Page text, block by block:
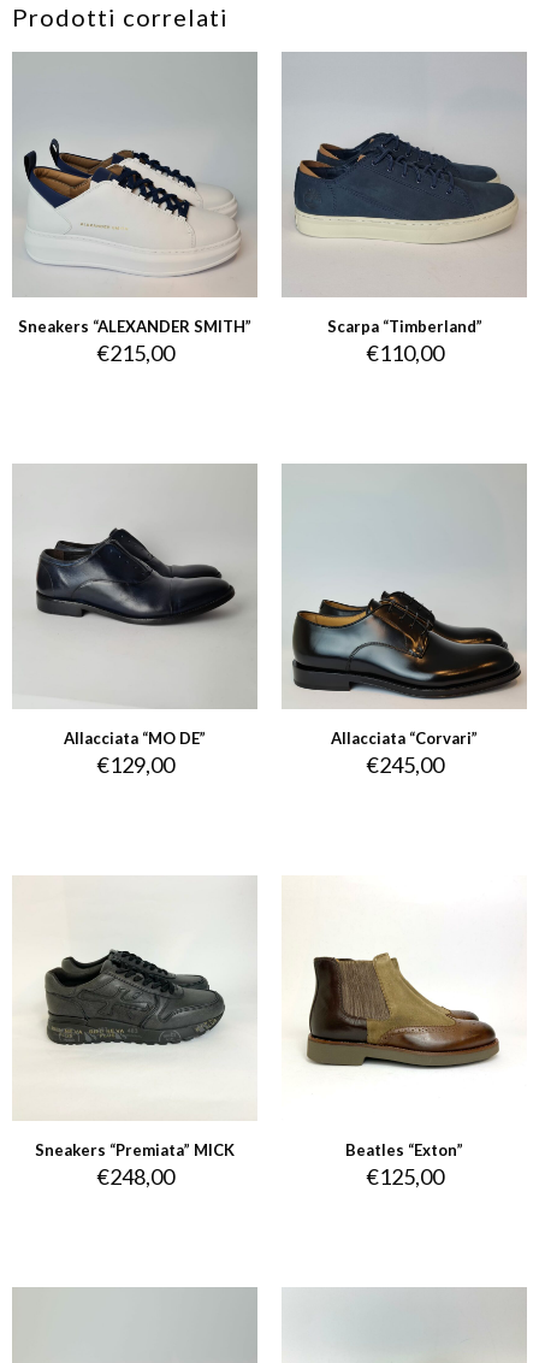
Prodotti correlati
Sneakers “ALEXANDER SMITH”
€215,00
Scarpa “Timberland”
€110,00
Allacciata “MO DE”
€129,00
Allacciata “Corvari”
€245,00
Sneakers “Premiata” MICK
€248,00
Beatles “Exton”
€125,00